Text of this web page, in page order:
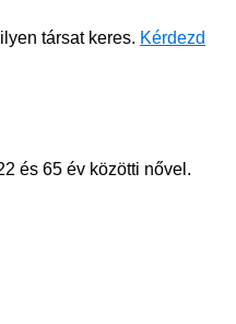
társat keres. Kérdezd
és 65 év közötti nővel.